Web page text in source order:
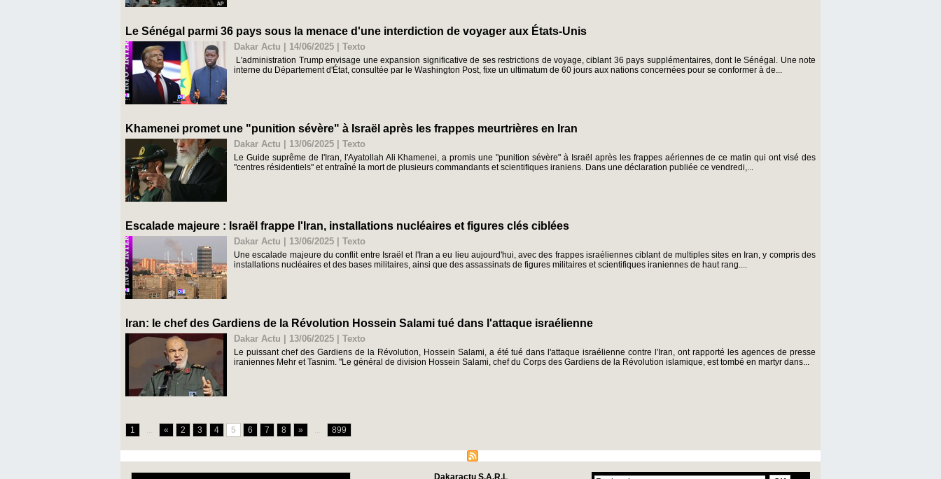
Le Sénégal parmi 36 pays sous la menace d'une interdiction de voyager aux États-Unis
Dakar Actu | 14/06/2025 Texto
L'administration Trump envisage une expansion significative de ses restrictions de voyage, ciblant 36 pays supplémentaires, dont le Sénégal. Une note
interne du Département d'État, consultée par le Washington Post, fixe un ultimatum de 60 jours aux nations concernées pour se conformer à de...
Khamenei promet une "punition sévère" à Israël après les frappes meurtrières en Iran
Dakar Actu | 13/06/2025 Texto
Le Guide suprême de l'Iran, l'Ayatollah Ali Khamenei, a promis une "punition sévère" à Israël après les frappes aériennes de ce matin qui ont visé des
"centres résidentiels" et entraîné la mort de plusieurs commandants et scientifiques iraniens. Dans une déclaration publiée ce vendredi,...
Escalade majeure : Israël frappe l'Iran, installations nucléaires et figures clés ciblées
Dakar Actu | 13/06/2025 Texto
Une escalade majeure du conflit entre Israël et l'Iran a eu lieu aujourd'hui, avec des frappes israéliennes ciblant de multiples sites en Iran, y compris des
installations nucléaires et des bases militaires, ainsi que des assassinats de figures militaires et scientifiques iraniennes de haut rang....
Iran: le chef des Gardiens de la Révolution Hossein Salami tué dans l'attaque israélienne
Dakar Actu | 13/06/2025 Texto
Le puissant chef des Gardiens de la Révolution, Hossein Salami, a été tué dans l'attaque israélienne contre l'Iran, ont rapporté les agences de presse
iraniennes Mehr et Tasnim. "Le général de division Hossein Salami, chef du Corps des Gardiens de la Révolution islamique, est tombé en martyr dans...
1 ... « 2 3 4 5 6 7 8 » ... 899
Dakaractu S.A.R.L